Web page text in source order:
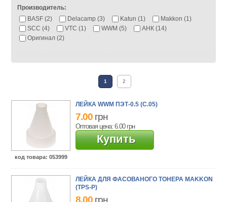
Производитель:
BASF (2)
Delacamp (3) Katun (1)
Makkon (1)
SCC (4)
VTC (1) WWM (5)
АНК (14)
Оригинал (2)
Бренд:
Epson (7) HP (29)
Lexmark (2) Ricoh (2)
1 2
код товара: 053999
ЛЕЙКА WWM ПЭТ-0.5 (C.05)
7.00 грн
Оптовая цена: 6.00 грн
Купить
ЛЕЙКА ДЛЯ ФАСОВАНОГО ТОНЕРА MAKKON
(TPS-P)
8.00 грн